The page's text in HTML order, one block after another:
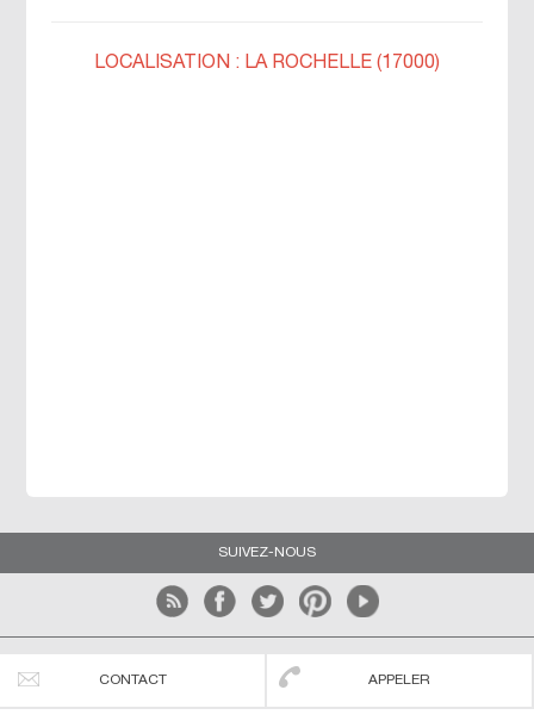
LOCALISATION : LA ROCHELLE (17000)
CONTACT APPELER
SUIVEZ-NOUS